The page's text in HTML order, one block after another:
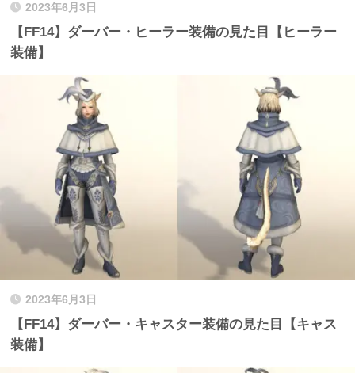
2023年6月3日
【FF14】ダーバー・ヒーラー装備の見た目【ヒーラー
装備】
2023年6月3日
【FF14】ダーバー・キャスター装備の見た目【キャス
装備】